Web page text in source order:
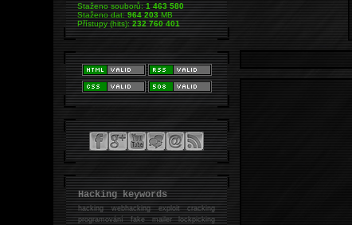
Staženo souborů:1 463 580
Staženo dat:964 203MB
Přístupy (hits):232 760 401
Hacking keywords
hackingwebhacking exploit cracking
programování fake mailer lockpicking